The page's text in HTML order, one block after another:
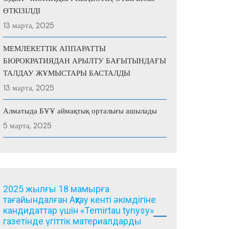
ӨТКІЗІЛДІ
13 марта, 2025
МЕМЛЕКЕТТІК АППАРАТТЫ
БЮРОКРАТИЯДАН АРЫЛТУ БАҒЫТЫНДАҒЫ
ТАЛДАУ ЖҰМЫСТАРЫ БАСТАЛДЫ
13 марта, 2025
Алматыда БҰҰ аймақтық орталығы ашылады
5 марта, 2025
2025 жылғы 18 мамырға
тағайындалған Ақтау кенті әкімдігіне
кандидаттар үшін «Temirtau tynysy»
газетінде үгіттік материалдарды